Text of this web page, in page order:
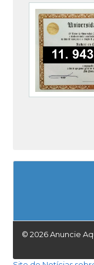
© 2026 Anuncie